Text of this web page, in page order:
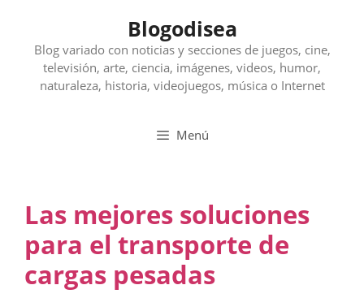
contenido
Blogodisea
Blog variado con noticias y secciones de juegos, cine,
televisión, arte, ciencia, imágenes, videos, humor,
naturaleza, historia, videojuegos, música o Internet
Menú
Las mejores soluciones
para el transporte de
cargas pesadas